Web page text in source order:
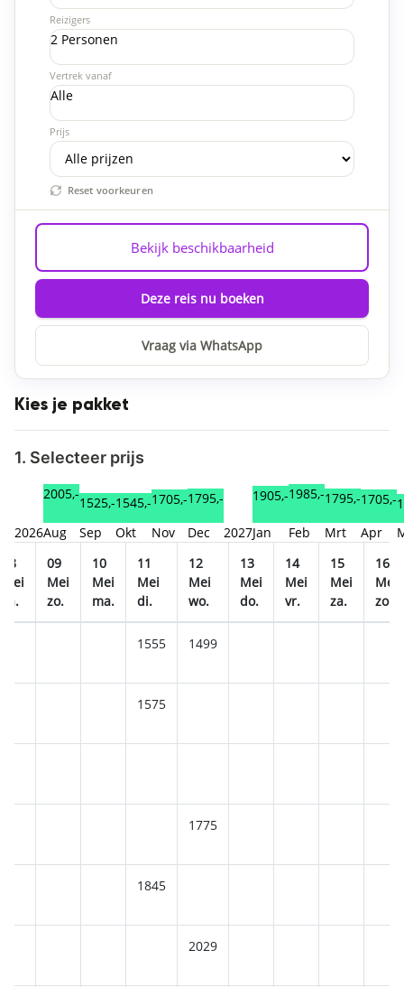
Reizigers
2 Personen
Vertrek vanaf
Alle
Prijs
Reset voorkeuren
Bekijk beschikbaarheid
Deze reis nu boeken
Vraag via WhatsApp
Kies je pakket
1. Selecteer prijs
2026
2005,-
Aug
1525,-
Sep
1545,-
Okt
1705,-
Nov
1795,-
Dec 2027
1905,-
Jan
1985,-
Feb
1795,-
Mrt
1705,-
Apr
08
Mei
za.
09
Mei
zo.
10
Mei
ma.
11
Mei
di.
12
Mei
wo.
13
Mei
do.
14
Mei
vr.
15
Mei
za.
16
Mei
zo.
1555 1499
1575
1775
1845
2029